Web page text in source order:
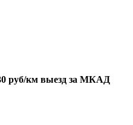
руб/км выезд за МКАД